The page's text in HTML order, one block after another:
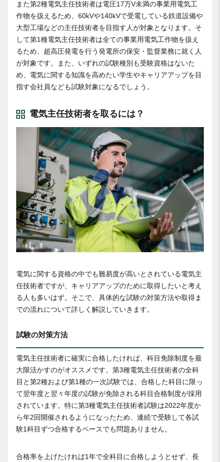
また第2種電気主任技術者は電圧17万V未満の事業用電気工
作物を扱えるため、60kVや140kVで受電している鉄道設備や
大型工場などの主任技術者を目指す人が対象となります。そ
して第1種電気主任技術者は全ての事業用電気工作物を扱え
るため、超高圧発電を行う発電所の保安・監督業務に就く人
が対象です。また、いずれの試験種別も受験資格はないた
め、電気に関する知識を高めたい学生やキャリアアップを目
指す会社員なども試験対象になるでしょう。
電気主任技術者を取るには？
電気に関する資格の中でも難易度が高いとされている電気主
任技術者ですが、キャリアアップのために取得したいと考え
る人も多いはず。そこで、具体的な試験の対策方法や取得ま
での流れについて詳しく解説していきます。
試験の対策方法
電気主任技術者に確実に合格したければ、科目免除制度を最
大限活かすのがオススメです。第3種電気主任技術者の全科
目と第2種および第1種の一次試験では、合格した科目に限っ
て翌年度と翌々年度の試験が免除される科目合格制度が採用
されています。特に第3種電気主任技術者試験は2022年度か
ら年2回開催されるようになったため、連続で受験して各試
験1科目ずつ合格するペースでも問題ありません。
合格率を上げたければ1年で全科目に合格しようとせず、長